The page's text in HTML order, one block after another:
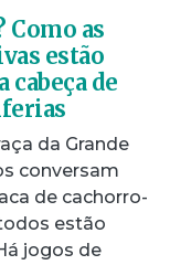
Como as
estão
cabeça de
da Grande
conversam
de cachorro-
estão
jogos de